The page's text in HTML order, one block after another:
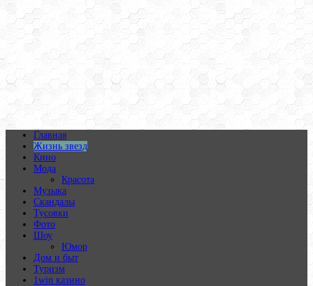
Главная
Жизнь звезд
Кино
Мода
Красота
Музыка
Скандалы
Тусовки
Фото
Шоу
Юмор
Дом и быт
Туризм
1win казино